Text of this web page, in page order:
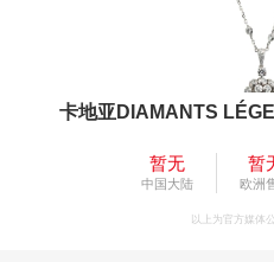
卡地亚DIAMANTS
暂无
中国大陆
暂
欧洲
以上为官方媒体